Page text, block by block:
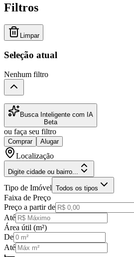
Filtros
Limpar
Seleção atual
Nenhum filtro
Busca Inteligente com IA
Beta
ou faça seu filtro
Comprar Alugar
Localização
Digite cidade ou bairro...
Tipo de Imóvel Todos os tipos
Faixa de Preço
Preço a partir de
Até
Área útil (m²)
De
Até